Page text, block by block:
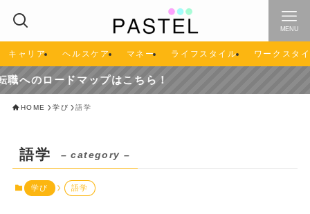
MENU
キャリア ヘルスケア マネー ライフスタイル ワークスタ
へのロードマップはこちら！
HOME 学び 語学
語学 – category –
学び 語学